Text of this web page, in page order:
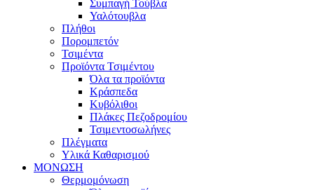
Συμπαγή Τούβλα
Υαλότουβλα
Πλήθοι
Πορομπετόν
Τσιμέντα
Προϊόντα Τσιμέντου
Όλα τα προϊόντα
Κράσπεδα
Κυβόλιθοι
Πλάκες Πεζοδρομίου
Τσιμεντοσωλήνες
Πλέγματα
Υλικά Καθαρισμού
ΜΟΝΩΣΗ
Θερμομόνωση